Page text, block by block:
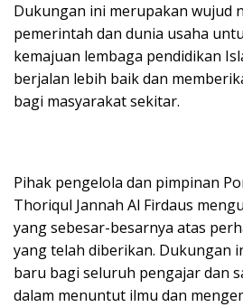
Dukungan ini merupakan wujud
pemerintah dan dunia usaha
kemajuan lembaga pendidikan
berjalan lebih baik dan
bagi masyarakat sekitar.
Pihak pengelola dan pimpinan
Thoriqul Jannah Al Firdaus
yang sebesar-besarnya atas
yang telah diberikan. Dukungan
baru bagi seluruh pengajar dan
dalam menuntut ilmu dan